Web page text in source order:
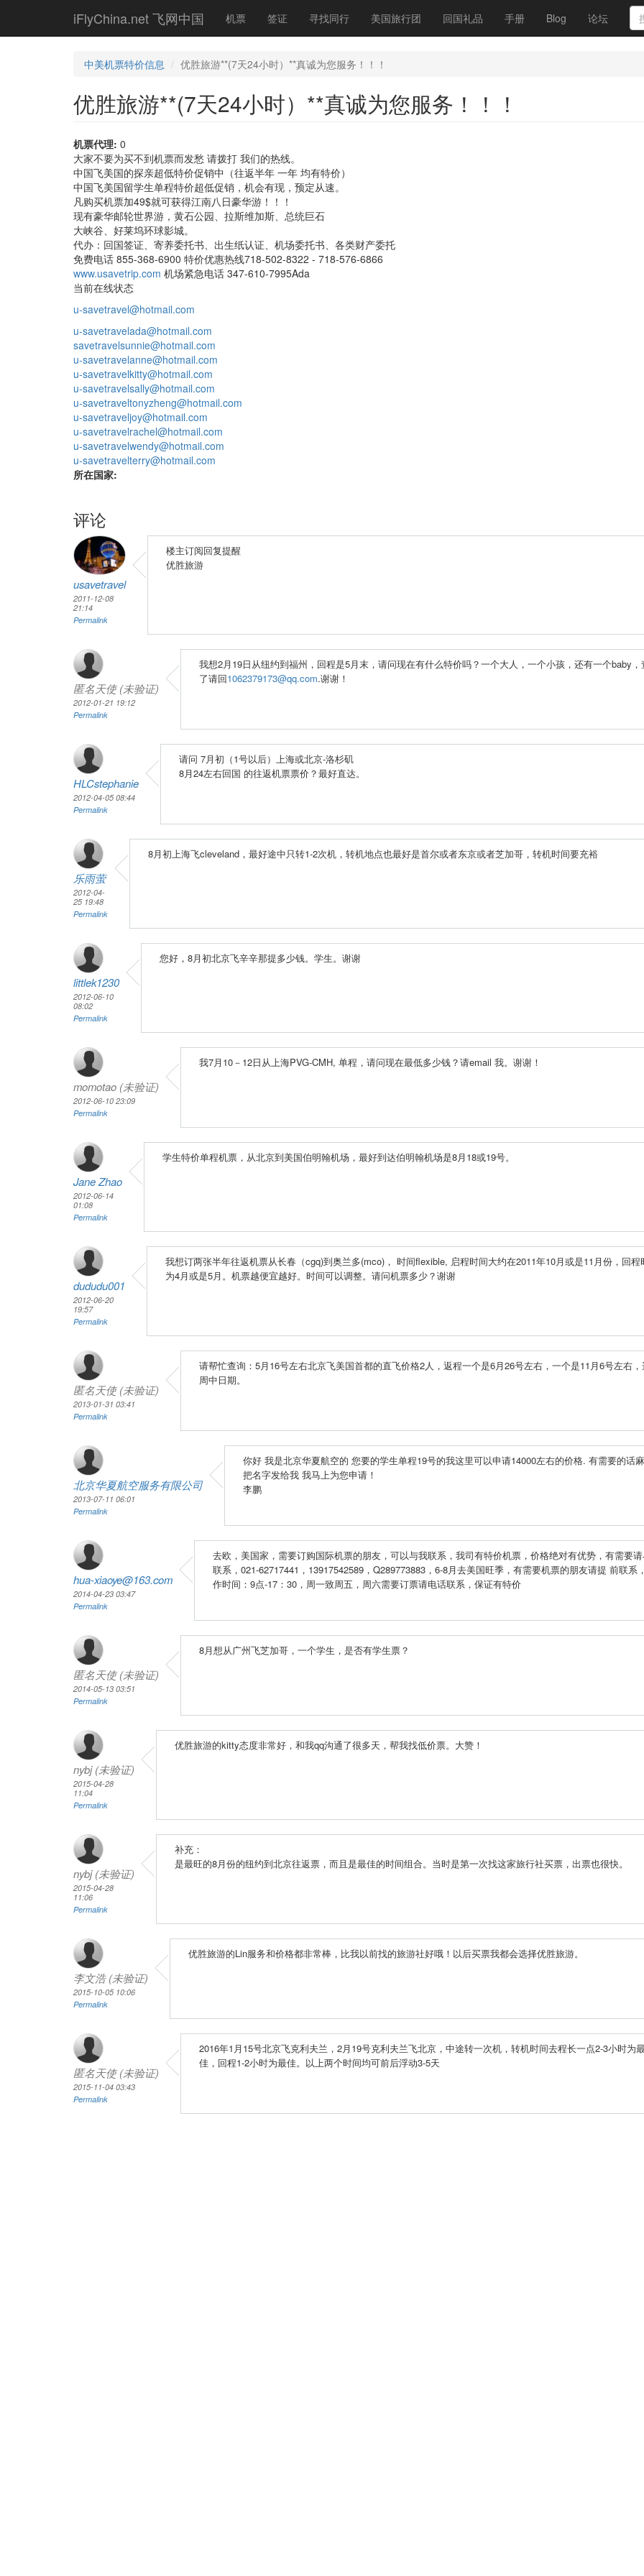
main
iFlyChina.net 飞网中国 机票 签证 寻找同行 美国旅行团 回国礼品 手册 Blog 论坛
中美机票特价信息 优胜旅游**(7天24小时）**真诚为您服务！！！
优胜旅游**(7天24小时）**真诚为您服务！！！
机票代理: 0
大家不要为买不到机票而发愁 请拨打 我们的热线。
中国飞美国的探亲超低特价促销中（往返半年 一年 均有特价）
中国飞美国留学生单程特价超低促销，机会有现，预定从速。
凡购买机票加49$就可获得江南八日豪华游！！！
现有豪华邮轮世界游，黄石公园、拉斯维加斯、总统巨石
大峡谷、好莱坞环球影城。
代办：回国签证、寄养委托书、出生纸认证、机场委托书、各类财产委托
免费电话 855-368-6900 特价优惠热线718-502-8322 - 718-576-6866
www.usavetrip.com 机场紧急电话 347-610-7995Ada
当前在线状态
u-savetravel@hotmail.com
u-savetravelada@hotmail.com
savetravelsunnie@hotmail.com
u-savetravelanne@hotmail.com
u-savetravelkitty@hotmail.com
u-savetravelsally@hotmail.com
u-savetraveltonyzheng@hotmail.com
u-savetraveljoy@hotmail.com
u-savetravelrachel@hotmail.com
u-savetravelwendy@hotmail.com
u-savetravelterry@hotmail.com
所在国家:
评论
usavetravel
2011-12-08
21:14
Permalink
楼主订阅回复提醒
优胜旅游
匿名天使 (未验证)
2012-01-21 19:12
Permalink
我想2月19日从纽约到福州，回程是5月末，请问现在有什么特价吗？一个大人，一个小孩，还有一个baby，
了请回1062379173@qq.com.谢谢！
HLCstephanie
2012-04-05 08:44
Permalink
请问 7月初（1号以后）上海或北京-洛杉矶
8月24左右回国 的往返机票票价？最好直达。
乐雨萤
2012-04-
25 19:48
Permalink
8月初上海飞cleveland，最好途中只转1-2次机，转机地点也最好是首尔或者东京或者芝加哥，转机时间要充裕
littlek1230
2012-06-10
08:02
Permalink
您好，8月初北京飞辛辛那提多少钱。学生。谢谢
momotao (未验证)
2012-06-10 23:09
Permalink
我7月10－12日从上海PVG-CMH, 单程，请问现在最低多少钱？请email 我。谢谢！
Jane Zhao
2012-06-14
01:08
Permalink
学生特价单程机票，从北京到美国伯明翰机场，最好到达伯明翰机场是8月18或19号。
dududu001
2012-06-20
19:57
Permalink
我想订两张半年往返机票从长春（cgq)到奥兰多(mco)， 时间flexible, 启程时间大约在2011年10月或是11月份，回程
为4月或是5月。机票越便宜越好。时间可以调整。请问机票多少？谢谢
匿名天使 (未验证)
2013-01-31 03:41
Permalink
请帮忙查询：5月16号左右北京飞美国首都的直飞价格2人，返程一个是6月26号左右，一个是11月6号左右
周中日期。
北京华夏航空服务有限公司
2013-07-11 06:01
Permalink
你好 我是北京华夏航空的 您要的学生单程19号的我这里可以申请14000左右的价格. 有需要的话
把名字发给我 我马上为您申请！
李鹏
hua-xiaoye@163.com
2014-04-23 03:47
Permalink
去欧，美国家，需要订购国际机票的朋友，可以与我联系，我司有特价机票，价格绝对有优势，有需要
联系，021-62717441，13917542589，Q289773883，6-8月去美国旺季，有需要机票的朋友请提 前联系
作时间：9点-17：30，周一致周五，周六需要订票请电话联系，保证有特价
匿名天使 (未验证)
2014-05-13 03:51
Permalink
8月想从广州飞芝加哥，一个学生，是否有学生票？
nybj (未验证)
2015-04-28
11:04
Permalink
优胜旅游的kitty态度非常好，和我qq沟通了很多天，帮我找低价票。大赞！
nybj (未验证)
2015-04-28
11:06
Permalink
补充：
是最旺的8月份的纽约到北京往返票，而且是最佳的时间组合。当时是第一次找这家旅行社买票，出票也很快。
李文浩 (未验证)
2015-10-05 10:06
Permalink
优胜旅游的Lin服务和价格都非常棒，比我以前找的旅游社好哦！以后买票我都会选择优胜旅游。
匿名天使 (未验证)
2015-11-04 03:43
Permalink
2016年1月15号北京飞克利夫兰，2月19号克利夫兰飞北京，中途转一次机，转机时间去程长一点2-3小时为
佳，回程1-2小时为最佳。以上两个时间均可前后浮动3-5天